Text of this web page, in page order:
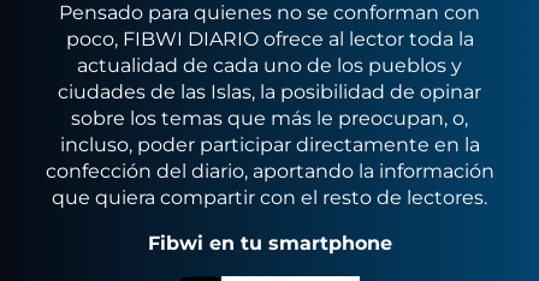
Pensado para quienes no se conforman con
poco, FIBWI DIARIO ofrece al lector toda la
actualidad de cada uno de los pueblos y
ciudades de las Islas, la posibilidad de opinar
sobre los temas que más le preocupan, o,
incluso, poder participar directamente en la
confección del diario, aportando la información
que quiera compartir con el resto de lectores.
Fibwi en tu smartphone